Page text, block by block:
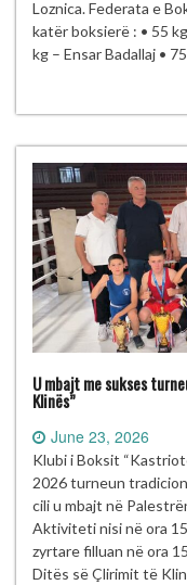
Loznica. Federata e
katër boksierë : • 55
kg – Ensar Badallaj •
U mbajt me sukses
Klinës”
June 23, 2026
Klubi i Boksit
2026 turneun
cili u mbajt në
Aktiviteti nisi në ora
zyrtare filluan në ora
Ditës së Çlirimit të